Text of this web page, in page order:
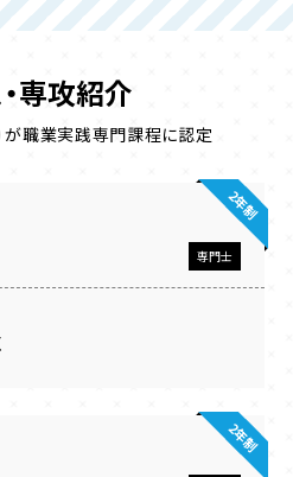
専攻紹介
が職業実践専門課程に認定
専門士
2年制
2年制